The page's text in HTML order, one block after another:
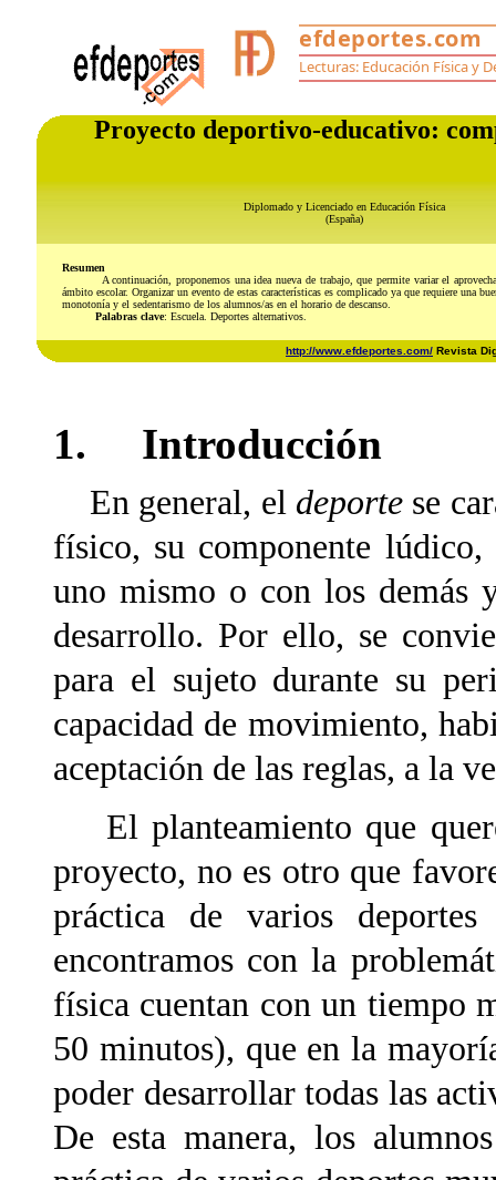
Proyecto deportivo-educativo:
Diplomado y Licenciado en Educación Física
(España)
Resumen
A continuación, proponemos una idea nueva de trabajo, que permite variar el
ámbito escolar. Organizar un evento de estas características es complicado ya que requiere una
monotonía y el sedentarismo de los alumnos/as en el horario de descanso.
Palabras clave: Escuela. Deportes alternativos.
http://www.efdeportes.com/ Revista
1. Introducción
En general, el deporte se
físico, su componente
uno mismo o con los demás
desarrollo. Por ello, se
para el sujeto durante su
capacidad de movimiento,
aceptación de las reglas, a la
El planteamiento que
proyecto, no es otro que
práctica de varios
encontramos con la
física cuentan con un tiempo
50 minutos), que en la
poder desarrollar todas las
De esta manera, los